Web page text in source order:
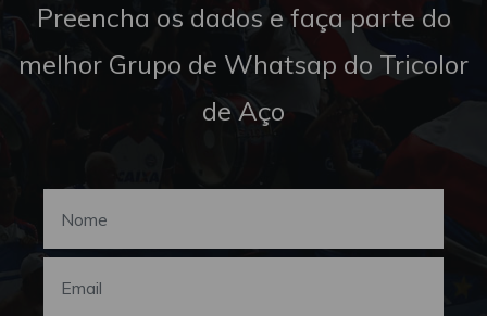
Preencha os dados e faça parte do
melhor Grupo de Whatsap do Tricolor
de Aço